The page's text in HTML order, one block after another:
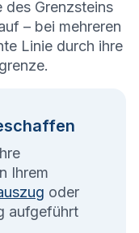
des Grenzsteins
– bei mehreren
Linie durch ihre
Ihrem
oder
aufgeführt